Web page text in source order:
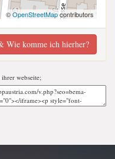
©OpenStreetMapcontributors
Wie komme ich hierher?
webseite;